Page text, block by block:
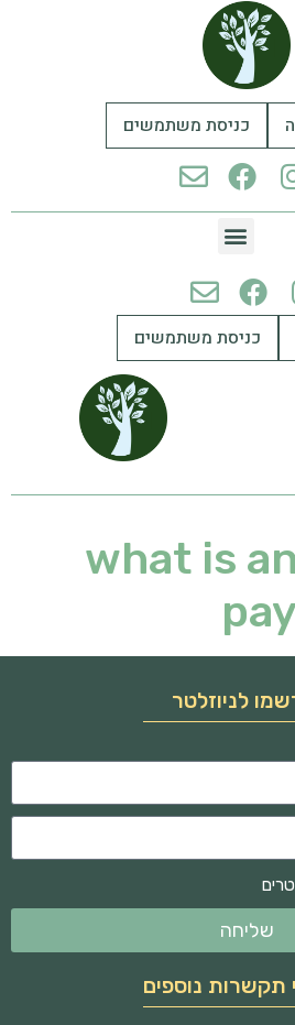
כניסת משתמשים
כניסת משתמשים
what is an
לניוזלטר
שליחה
תקשרות נוספים